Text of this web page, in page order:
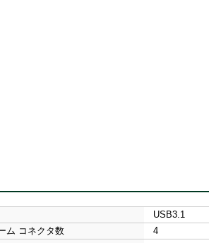
USB3.1
ム コネクタ数
4